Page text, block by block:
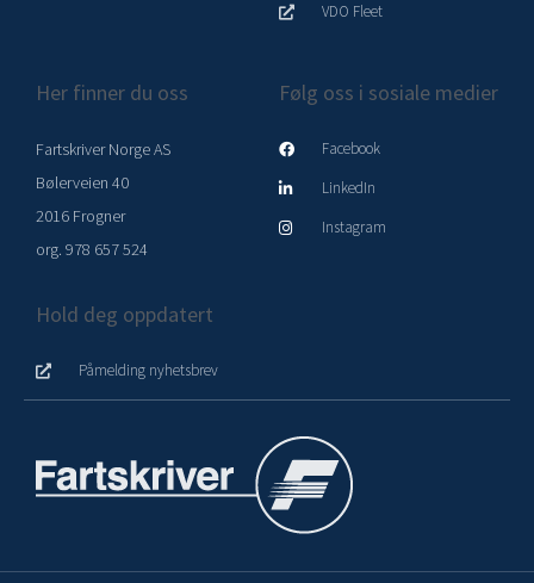
VDO Fleet
Her finner du oss
Fartskriver Norge AS
Bølerveien 40
2016 Frogner
org. 978 657 524
Hold deg oppdatert
Påmelding nyhetsbrev
Følg oss i sosiale medier
Facebook
LinkedIn
Instagram